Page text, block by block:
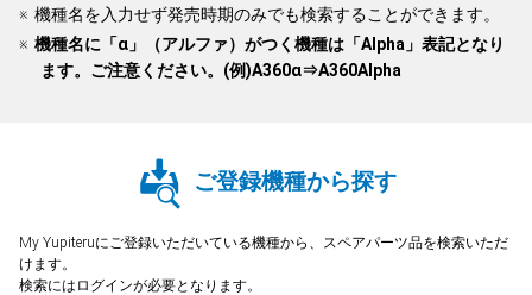
大口注文はこちら
機種名を入力せず発売時期のみでも検索することができます。
機種名に「α」（アルファ）がつく機種は「Alpha」表記となり
ます。ご注意ください。(例)A360α⇒A360Alpha
ご登録機種から探す
My Yupiteruにご登録いただいている機種から、スペアパーツ品を検索いただ
けます。
検索にはログインが必要となります。